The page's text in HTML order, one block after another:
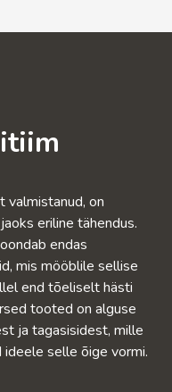
on
eriline tähendus.
endas
mis mööblile sellise
end tõeliselt hästi
tooted on alguse
ja tagasisidest, mille
ideele selle õige vormi.